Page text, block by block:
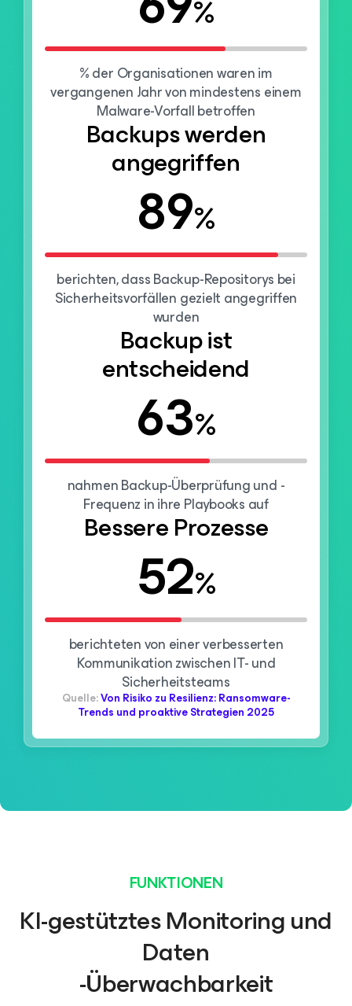
%
% der Organisationen waren im
vergangenen Jahr von mindestens einem
Malware-Vorfall betroffen
Backups werden
angegriffen
89%
berichten, dass Backup-Repositorys bei
Sicherheitsvorfällen gezielt angegriffen
wurden
Backup ist
entscheidend
63%
nahmen Backup-Überprüfung und -
Frequenz in ihre Playbooks auf
Bessere Prozesse
52%
berichteten von einer verbesserten
Kommunikation zwischen IT- und
Sicherheitsteams
Quelle:Von Risiko zu Resilienz: Ransomware-
Trends und proaktive Strategien 2025
FUNKTIONEN
KI-gestütztes Monitoring und
Daten
-Überwachbarkeit